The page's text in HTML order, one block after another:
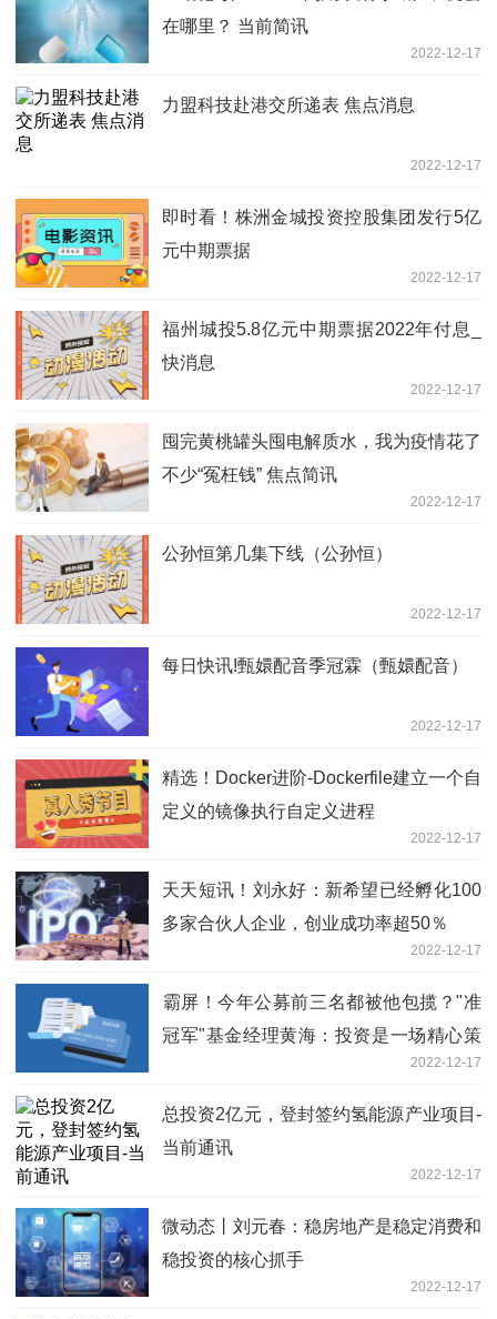
在哪里？ 当前简讯
2022-12-17
力盟科技赴港交所递表 焦点消息
2022-12-17
即时看！株洲金城投资控股集团发行5亿
元中期票据
2022-12-17
福州城投5.8亿元中期票据2022年付息_
快消息
2022-12-17
囤完黄桃罐头囤电解质水，我为疫情花了
不少“冤枉钱” 焦点简讯
2022-12-17
公孙恒第几集下线（公孙恒）
2022-12-17
每日快讯!甄嬛配音季冠霖（甄嬛配音）
2022-12-17
精选！Docker进阶-Dockerfile建立一个自
定义的镜像执行自定义进程
2022-12-17
天天短讯！刘永好：新希望已经孵化100
多家合伙人企业，创业成功率超50％
2022-12-17
​霸屏！今年公募前三名都被他包揽？"准
冠军"基金经理黄海：投资是一场精心策
2022-12-17
总投资2亿元，登封签约氢能源产业项目-
当前通讯
2022-12-17
微动态丨刘元春：稳房地产是稳定消费和
稳投资的核心抓手
2022-12-17